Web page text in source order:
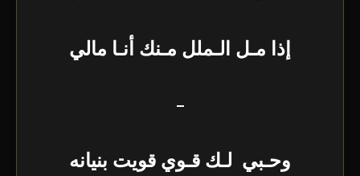
إذا مـل الـملل مـنك أنـا مالي
–
وحـبي لـك قـوي قويت بنيانه